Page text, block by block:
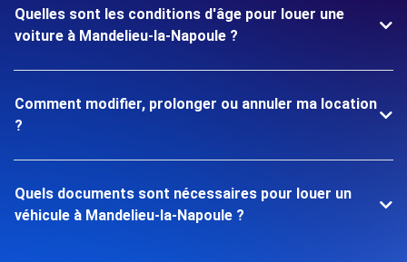
Quelles sont les conditions d'âge pour louer une
voiture à Mandelieu-la-Napoule ?
Comment modifier, prolonger ou annuler ma location
?
Quels documents sont nécessaires pour louer un
véhicule à Mandelieu-la-Napoule ?